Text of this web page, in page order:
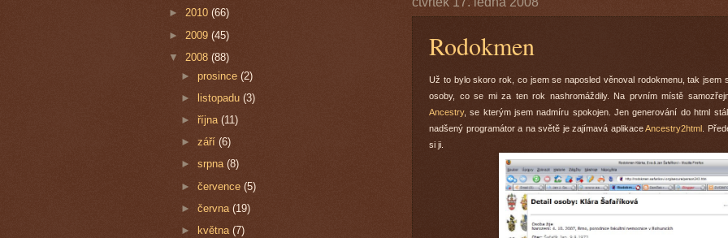
Rodokmen
Už to bylo skoro rok, co jsem se naposled věnoval rodokmenu, tak jsem
osoby, co se mi za ten rok nashromáždily. Na prvním místě
Ancestry, se kterým jsem nadmíru spokojen. Jen generování do html
nadšený programátor a na světě je zajímavá aplikaceAncestry2html .
si ji.
► 2010 (66)
► 2009 (45)
▼ 2008 (88)
► prosince(2)
► listopadu(3)
►října(11)
►září(6)
►srpna(8)
►července(5)
►června(19)
►
května(7)